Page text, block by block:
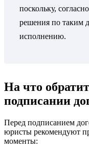
поскольку,
решения по таким
исполнению.
На что
подписании
Перед подписанием
юристы рекомендуют
моменты: